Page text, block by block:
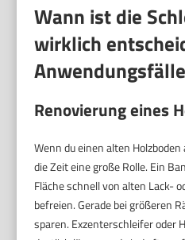
Wann ist die
wirklich
Anwendungsfälle
Renovierung eines
Wenn du einen alten
die Zeit eine große Rolle. Ein
Fläche schnell von alten Lack-
befreien. Gerade bei größeren
sparen. Exzenterschleifer oder